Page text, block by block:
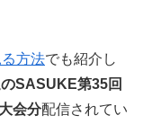
方法でも紹介し
SASUKE第35回
会分配信されてい